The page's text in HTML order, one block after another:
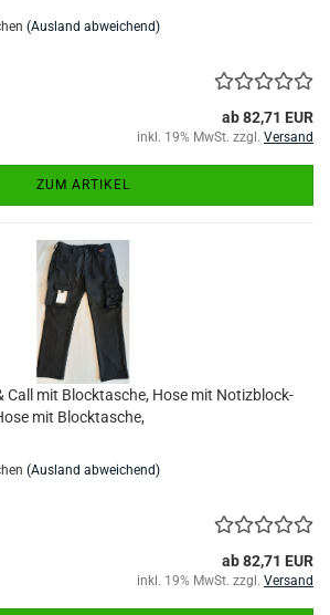
(Ausland abweichend)
ab 82,71 EUR
inkl. 19% MwSt. zzgl. Versand
ZUM ARTIKEL
Call mit Blocktasche, Hose mit Notizblock-
mit Blocktasche,
(Ausland abweichend)
ab 82,71 EUR
inkl. 19% MwSt. zzgl. Versand